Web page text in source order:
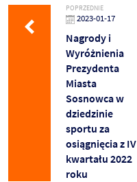
POPRZEDNIE
2023-01-17
Nagrody i
Wyróżnienia
Prezydenta
Miasta
Sosnowca w
dziedzinie
sportu za
osiągnięcia z IV
kwartału 2022
roku